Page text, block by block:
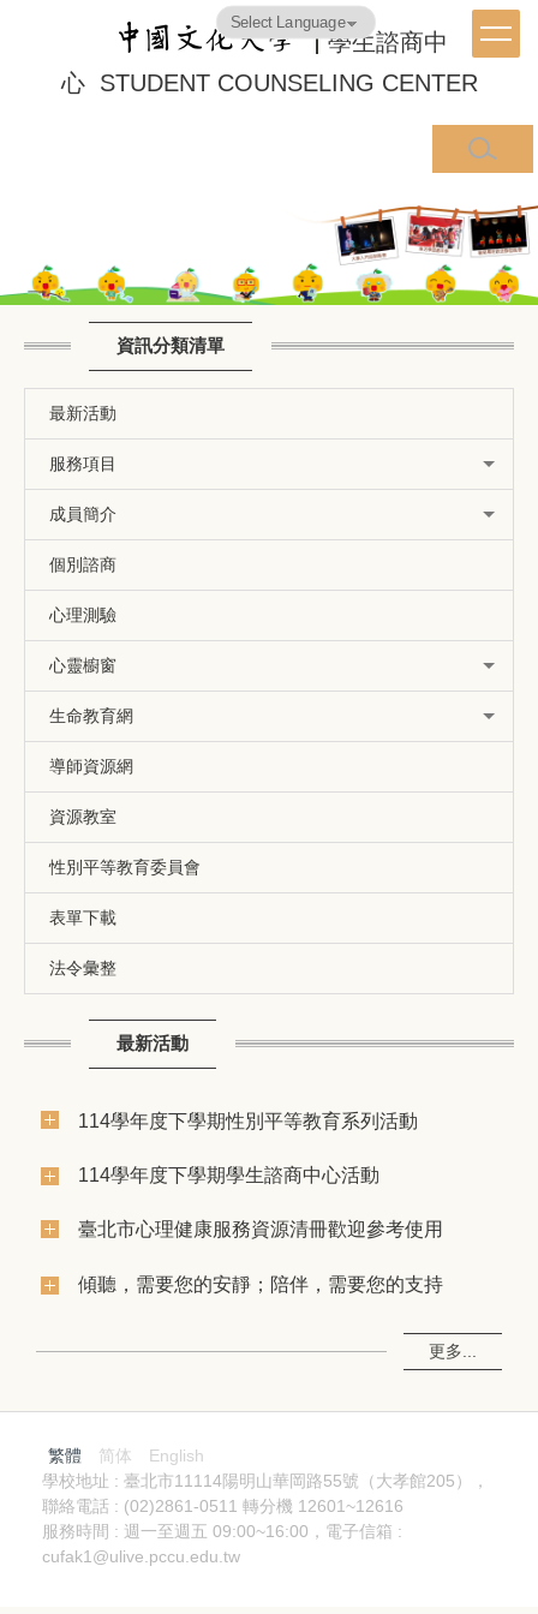
學生諮商中
心 STUDENT COUNSELING CENTER
Translate
資訊分類清單
最新活動
服務項目
成員簡介
個別諮商
心理測驗
心靈櫥窗
生命教育網
導師資源網
資源教室
性別平等教育委員會
表單下載
法令彙整
最新活動
114學年度下學期性別平等教育系列活動
114學年度下學期學生諮商中心活動
臺北市心理健康服務資源清冊歡迎參考使用
傾聽，需要您的安靜；陪伴，需要您的支持
更多...
繁體 简体
English
學校地址 : 臺北市11114陽明山華岡路55號（大孝館205），
聯絡電話 : (02)2861-0511 轉分機 12601~12616
服務時間 : 週一至週五 09:00~16:00，電子信箱 :
cufak1@ulive.pccu.edu.tw